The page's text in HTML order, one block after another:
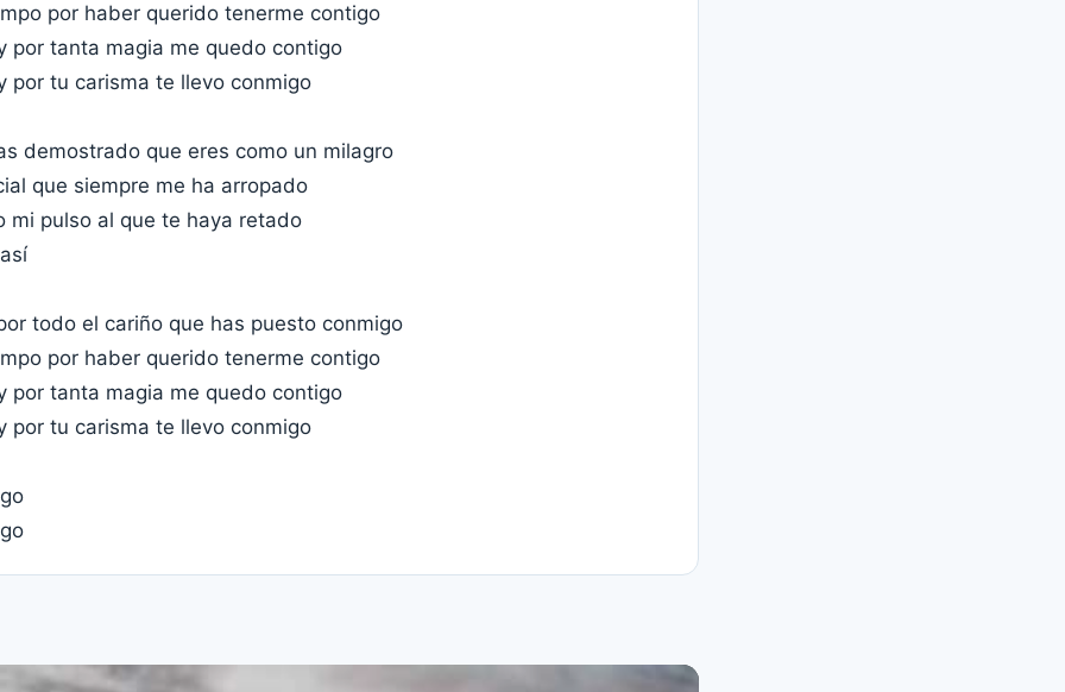
por haber querido tenerme contigo
por tanta magia me quedo contigo
por tu carisma te llevo conmigo
demostrado que eres como un milagro
que siempre me ha arropado
mi pulso al que te haya retado
todo el cariño que has puesto conmigo
por haber querido tenerme contigo
por tanta magia me quedo contigo
por tu carisma te llevo conmigo